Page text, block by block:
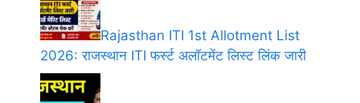
Rajasthan ITI 1st Allotment List
2026: राजस्थान ITI फर्स्ट अलॉटमेंट लिस्ट लिंक जारी